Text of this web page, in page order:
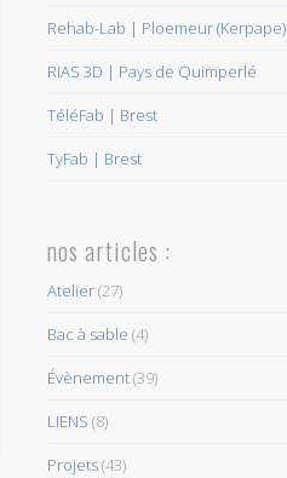
Rehab-Lab | Ploemeur (Kerpape)
RIAS 3D | Pays de Quimperlé
TéléFab | Brest
TyFab | Brest
nos articles :
Atelier(27)
Bac à sable (4)
Évènement(39)
LIENS (8)
Projets(43)